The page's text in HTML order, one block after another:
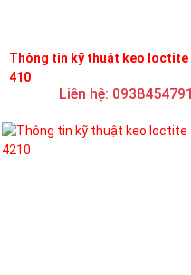
Thông tin kỹ thuật keo loctite
410
Liên hệ: 0938454791